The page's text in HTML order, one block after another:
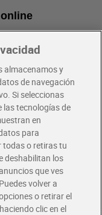
almacenamos y
de navegación
Si seleccionas
las tecnologías de
en
para
todas o retiras tu
deshabilitan los
que ves
volver a
o retirar el
clic en el